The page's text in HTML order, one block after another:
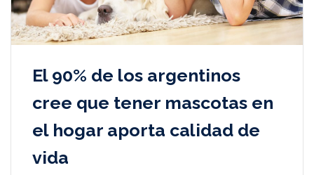
El 90% de los argentinos
cree que tener mascotas en
el hogar aporta calidad de
vida